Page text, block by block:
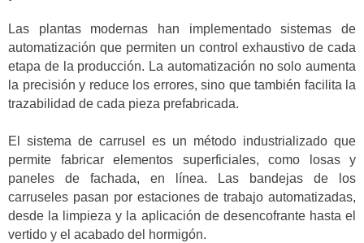
Las plantas modernas han implementado sistemas de
automatización que permiten un control exhaustivo de cada
etapa de la producción. La automatización no solo aumenta
la precisión y reduce los errores, sino que también facilita la
trazabilidad de cada pieza prefabricada.
El sistema de carrusel es un método industrializado que
permite fabricar elementos superficiales, como losas y
paneles de fachada, en línea. Las bandejas de los
carruseles pasan por estaciones de trabajo automatizadas,
desde la limpieza y la aplicación de desencofrante hasta el
vertido y el acabado del hormigón.